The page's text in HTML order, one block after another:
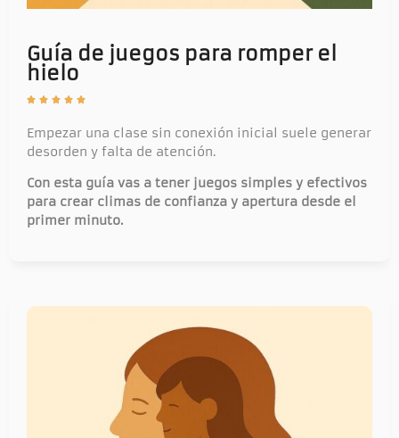
Guía de juegos para romper el
hielo
    
Empezar una clase sin conexión inicial suele generar
desorden y falta de atención.
Con esta guía vas a tener juegos simples y efectivos
para crear climas de confianza y apertura desde el
primer minuto.